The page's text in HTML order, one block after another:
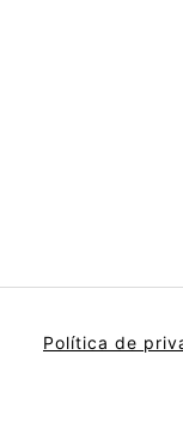
Política de